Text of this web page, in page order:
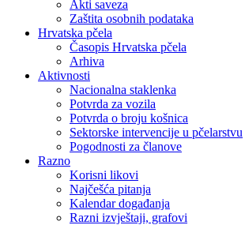
Akti saveza
Zaštita osobnih podataka
Hrvatska pčela
Časopis Hrvatska pčela
Arhiva
Aktivnosti
Nacionalna staklenka
Potvrda za vozila
Potvrda o broju košnica
Sektorske intervencije u pčelarstvu
Pogodnosti za članove
Razno
Korisni likovi
Najčešća pitanja
Kalendar događanja
Razni izvještaji, grafovi